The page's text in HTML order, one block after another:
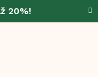
20%!